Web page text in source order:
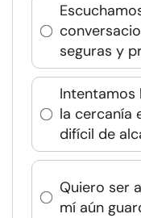
seguras y
Intentamos
la cercanía
difícil de
Quiero ser
mí aún